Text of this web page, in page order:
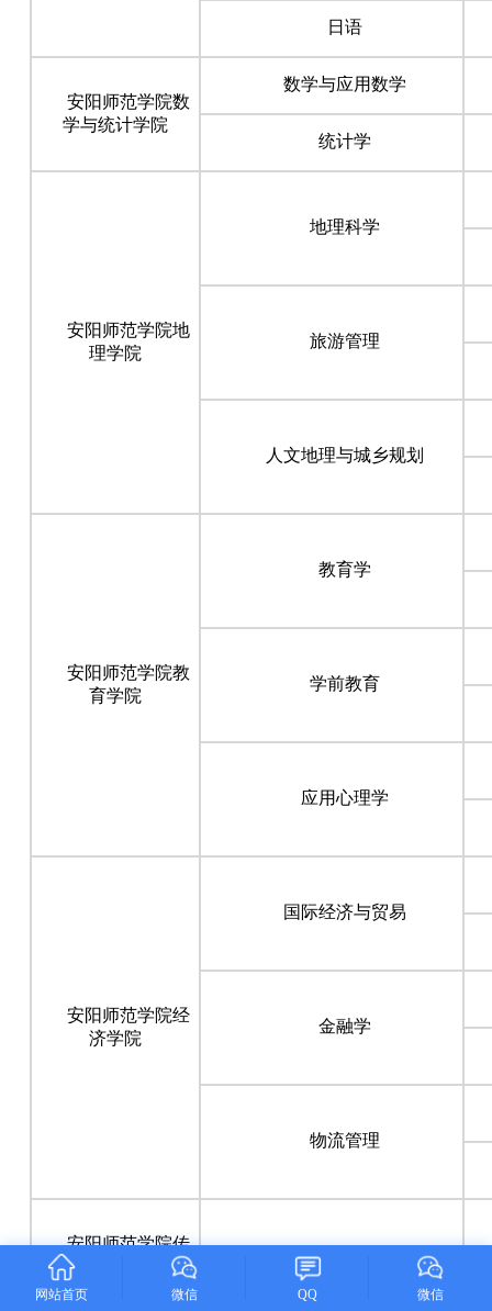
日语
安阳师范学院数
学与统计学院
数学与应用数学
统计学
安阳师范学院地
理学院
地理科学
旅游管理
人文地理与城乡规划
安阳师范学院教
育学院
教育学
学前教育
应用心理学
安阳师范学院经
济学院
国际经济与贸易
金融学
物流管理
安阳师范学院传
教育技术学
网站首页 微信 QQ 微信